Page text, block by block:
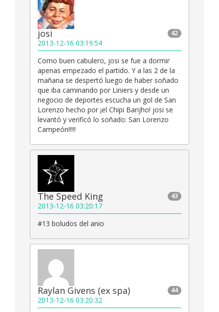
42
josi
2013-12-16 03:19:54
Como buen cabulero, josi se fue a dormir
apenas empezado el partido. Y a las 2 de la
mañana se despertó luego de haber soñado
que iba caminando por Liniers y desde un
negocio de deportes escucha un gol de San
Lorenzo hecho por ¡el Chipi Barijho! josi se
levantó y verificó lo soñado: San Lorenzo
Campeón!!!!!
43
The Speed King
2013-12-16 03:20:17
#13 boludos del anio
44
Raylan Givens (ex spa)
2013-12-16 03:20:32